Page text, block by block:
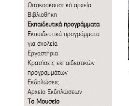
Οπτικοακουστικό αρχείο
Βιβλιοθήκη
Εκπαιδευτικά προγράμματα
Εκπαιδευτικά προγράμματα
για σχολεία
Εργαστήρια
Κρατήσεις εκπαιδευτικών
προγραμμάτων
Εκδηλώσεις
Αρχείο Εκδηλώσεων
Το Μουσείο